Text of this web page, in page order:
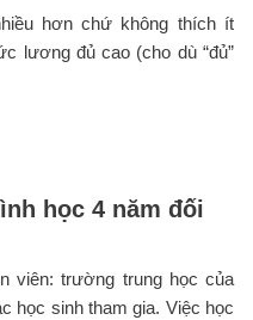
hơn chứ không thích ít
lương đủ cao (cho dù “đủ”
học 4 năm đối
viên: trường trung học của
học sinh tham gia. Việc học